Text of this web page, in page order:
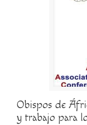
Obispos de
y trabajo para